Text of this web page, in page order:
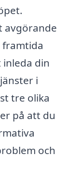
avgörande
inleda din
i
tre olika
på att du
och